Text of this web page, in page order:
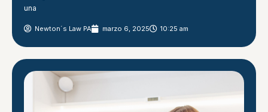
una
Newton´s Law PA marzo 6, 2025 10:25 am